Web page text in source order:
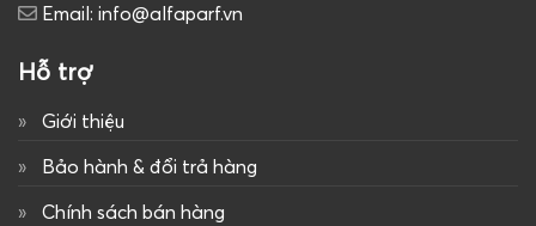
Email: info@alfaparf.vn
Hỗ trợ
Giới thiệu
Bảo hành & đổi trả hàng
Chính sách bán hàng